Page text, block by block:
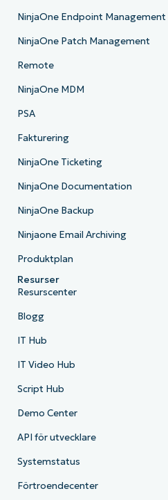
NinjaOne Endpoint Management
NinjaOne Patch Management
Remote
NinjaOne MDM
PSA
Fakturering
NinjaOne Ticketing
NinjaOne Documentation
NinjaOne Backup
Ninjaone Email Archiving
Produktplan
Resurser
Resurscenter
Blogg
IT Hub
IT Video Hub
Script Hub
Demo Center
API för utvecklare
Systemstatus
Förtroendecenter